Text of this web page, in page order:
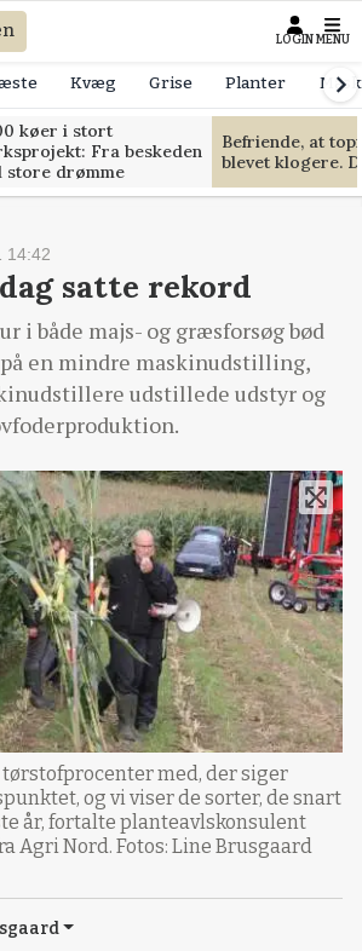
LOGIN MENU
Kvæg Grise Planter
køer i stort
Fra beskeden
store drømme
Befriende, at
blevet klogere.
14:42
satte rekord
i både majs- og græsforsøg bød
en mindre maskinudstilling,
udstillede udstyr og
med, der siger
og vi viser de sorter, de snart
år, fortalte planteavlskonsulent
Agri Nord. Fotos: Line Brusgaard